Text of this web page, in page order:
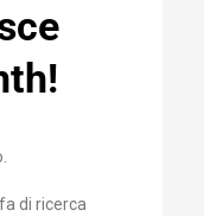
di ricerca